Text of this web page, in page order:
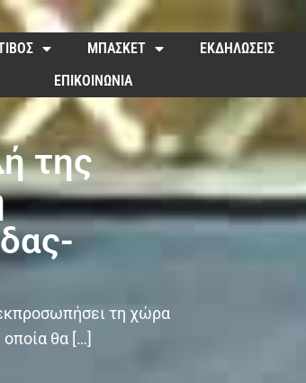
ΜΠΑΣΚΕΤ ΕΚΔΗΛΩΣΕΙΣ
ΕΠΙΚΟΙΝΩΝΙΑ
της
τη χώρα
θα […]